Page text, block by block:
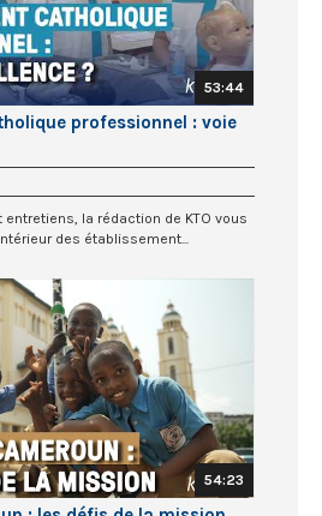
53:44
professionnel : voie
la rédaction de KTO vous
des établissement...
54:23